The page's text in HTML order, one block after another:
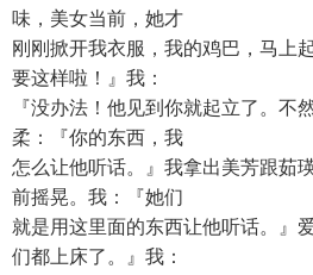
味，美女当前，她才
刚刚掀开我衣服，我的鸡巴，马上
要这样啦！』我：
『没办法！他见到你就起立了。不
柔：『你的东西，我
怎么让他听话。』我拿出美芳跟茹
前摇晃。我：『她们
就是用这里面的东西让他听话。』
们都上床了。』我：